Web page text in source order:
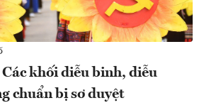
Các khối diễu binh, diễu
chuẩn bị sơ duyệt